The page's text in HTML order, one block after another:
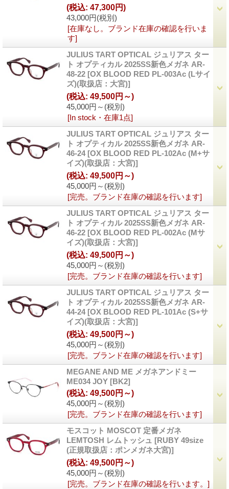
43,000円(税別)
(税込: 47,300円)
[在庫なし。ブランド在庫の確認を行いま
す]
JULIUS TART OPTICAL ジュリアス ター
ト オプティカル 2025SS新色メガネ AR-
48-22 [OX BLOOD RED PL-003Ac (Lサイ
ズ)(取扱店：大宮)]
45,000円～ (税別)
(税込: 49,500円～)
[In stock・在庫1点]
JULIUS TART OPTICAL ジュリアス ター
ト オプティカル 2025SS新色メガネ AR-
46-24 [OX BLOOD RED PL-102Ac (M+サ
イズ)(取扱店：大宮)]
45,000円～ (税別)
(税込: 49,500円～)
[完売。ブランド在庫の確認を行います]
JULIUS TART OPTICAL ジュリアス ター
ト オプティカル 2025SS新色メガネ AR-
46-22 [OX BLOOD RED PL-002Ac (Mサ
イズ)(取扱店：大宮)]
45,000円～ (税別)
(税込: 49,500円～)
[完売。ブランド在庫の確認を行います]
JULIUS TART OPTICAL ジュリアス ター
ト オプティカル 2025SS新色メガネ AR-
44-24 [OX BLOOD RED PL-101Ac (S+サ
イズ)(取扱店：大宮)]
45,000円～ (税別)
(税込: 49,500円～)
[完売。ブランド在庫の確認を行います]
MEGANE AND ME メガネアンドミー
ME034 JOY [BK2]
45,000円～ (税別)
(税込: 49,500円～)
[完売。ブランド在庫の確認を行います]
モスコット MOSCOT 定番メガネ
LEMTOSH レムトッシュ [RUBY 49size
(正規取扱店：ポンメガネ大宮)]
45,000円～ (税別)
(税込: 49,500円～)
[完売。ブランド在庫の確認を行います。]